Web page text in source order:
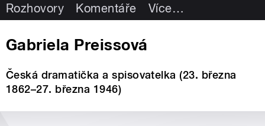
Rozhovory Komentáře Více…
Gabriela Preissová
Česká dramatička a spisovatelka (23. března
1862–27. března 1946)